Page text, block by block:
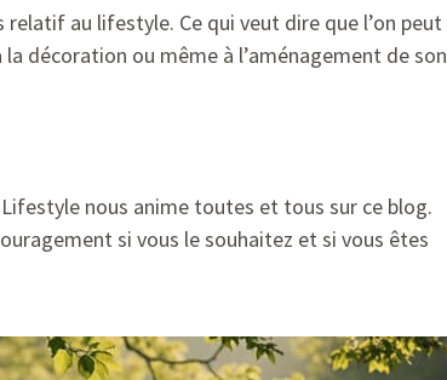
au lifestyle. Ce qui veut dire que l’on peut
décoration ou même à l’aménagement de son
Lifestyle nous anime toutes et tous sur ce blog.
si vous le souhaitez et si vous êtes